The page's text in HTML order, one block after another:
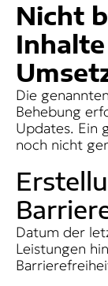
Nicht
Inhalte
Die
Behebung
Updates. Ein
noch nicht
Datum der
Leistungen